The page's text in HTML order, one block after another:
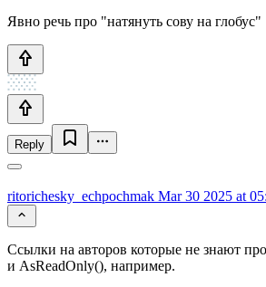
Явно речь про "натянуть сову на глобус"
Reply
ritorichesky_echpochmak Mar 30 2025 at
Ссылки на авторов которые не знают
и AsReadOnly(), например.